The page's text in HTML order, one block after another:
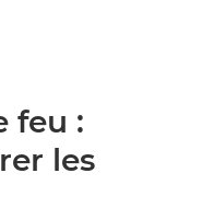
feu :
les